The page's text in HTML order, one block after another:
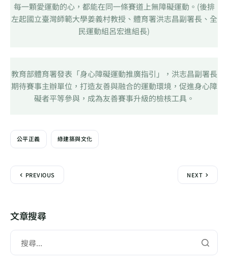
每一顆愛運動的心，都能在同一條賽道上無障礙運動。(後排
左起國立臺灣師範大學姜義村教授、體育署洪志昌副署長、全
民運動組呂宏進組長)
教育部體育署發表「身心障礙運動推廣指引」，洪志昌副署長
期待賽事主辦單位，打造友善與融合的運動環境，促進身心障
礙者平等參與，成為友善賽事升級的檢核工具。
公平正義 綠建築與文化
PREVIOUS NEXT
文章搜尋